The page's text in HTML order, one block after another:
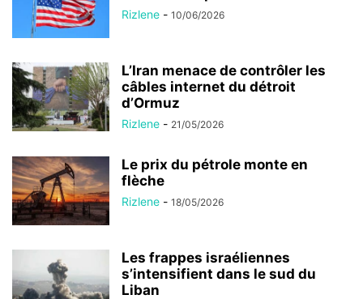
Rizlene - 10/06/2026
L’Iran menace de contrôler les
câbles internet du détroit
d’Ormuz
Rizlene - 21/05/2026
Le prix du pétrole monte en
flèche
Rizlene - 18/05/2026
Les frappes israéliennes
s’intensifient dans le sud du
Liban